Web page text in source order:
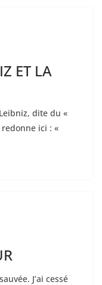
ET LA
dite du «
ici : «
J’ai cessé